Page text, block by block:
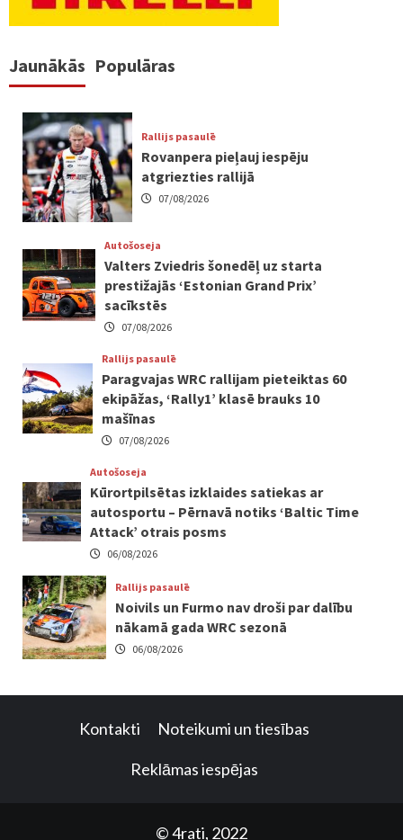
Jaunākās Populāras
Rallijs pasaulē
Rovanpera pieļauj iespēju
atgriezties rallijā
07/08/2026
Autošoseja
Valters Zviedris šonedēļ uz starta
prestižajās ‘Estonian Grand Prix’
sacīkstēs
07/08/2026
Rallijs pasaulē
Paragvajas WRC rallijam pieteiktas 60
ekipāžas, ‘Rally1’ klasē brauks 10
mašīnas
07/08/2026
Autošoseja
Kūrortpilsētas izklaides satiekas ar
autosportu – Pērnavā notiks ‘Baltic Time
Attack’ otrais posms
06/08/2026
Rallijs pasaulē
Noivils un Furmo nav droši par dalību
nākamā gada WRC sezonā
06/08/2026
Kontakti Noteikumi un tiesības
Reklāmas iespējas
© 4rati, 2022